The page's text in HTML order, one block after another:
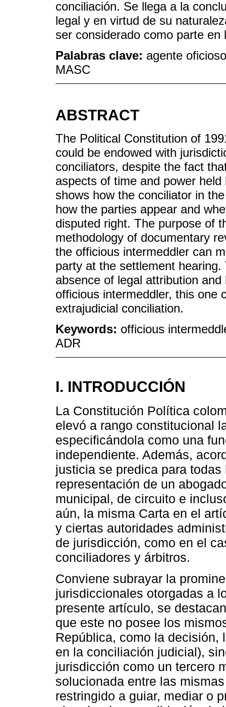
conciliación. Se llega a la
legal y en virtud de su
ser considerado como parte
Palabras clave: agente
MASC
ABSTRACT
The Political Constitution of
could be endowed with
conciliators, despite the fact
aspects of time and power
shows how the conciliator in
how the parties appear and
disputed right. The purpose of
methodology of documentary
the officious intermeddler can
party at the settlement
absence of legal attribution
officious intermeddler, this one
extrajudicial conciliation.
Keywords: officious
ADR
I. INTRODUCCIÓN
La Constitución Política
elevó a rango constitucional
especificándola como una
independiente. Además,
justicia se predica para
representación de un
municipal, de circuito e
aún, la misma Carta en el
y ciertas autoridades
de jurisdicción, como en el
conciliadores y árbitros.
Conviene subrayar la
jurisdiccionales otorgadas a
presente artículo, se
que este no posee los
República, como la
en la conciliación judicial),
jurisdicción como un tercero
solucionada entre las
restringido a guiar, mediar o